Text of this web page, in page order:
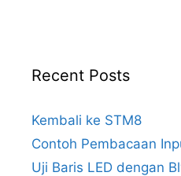
Recent Posts
Kembali ke STM8
Contoh Pembacaan
Uji Baris LED dengan